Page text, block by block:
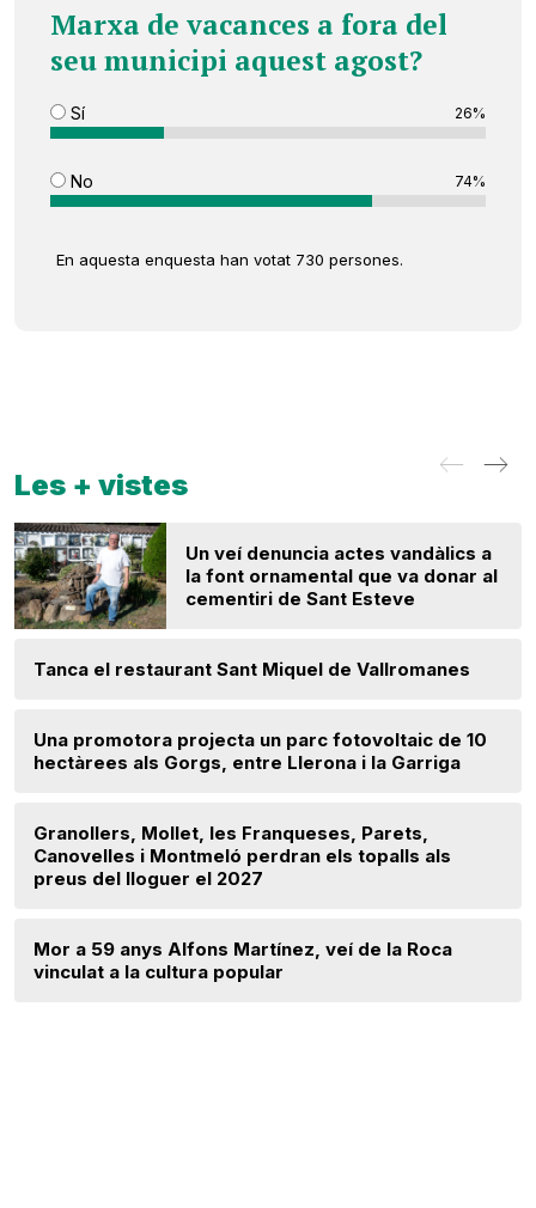
Marxa de vacances a fora del
seu municipi aquest agost?
Sí 26%
No 74%
En aquesta enquesta han votat 730 persones.
Les + vistes
Un veí denuncia actes vandàlics a
la font ornamental que va donar al
cementiri de Sant Esteve
Tanca el restaurant Sant Miquel de Vallromanes
Una promotora projecta un parc fotovoltaic de 10
hectàrees als Gorgs, entre Llerona i la Garriga
Granollers, Mollet, les Franqueses, Parets,
Canovelles i Montmeló perdran els topalls als
preus del lloguer el 2027
Mor a 59 anys Alfons Martínez, veí de la Roca
vinculat a la cultura popular